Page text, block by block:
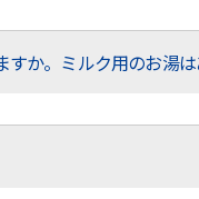
か。ミルク用のお湯は